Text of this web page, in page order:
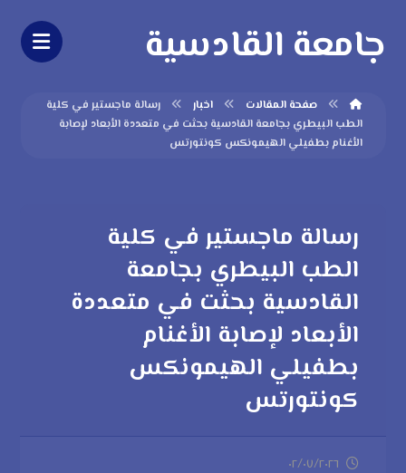
جامعة القادسية
صفحة المقالات اخبار
رسالة ماجستير في كلية
الطب البيطري بجامعة القادسية بحثت في متعددة الأبعاد لإصابة
الأغنام بطفيلي الهيمونكس كونتورتس
رسالة ماجستير في كلية
الطب البيطري بجامعة
القادسية بحثت في متعددة
الأبعاد لإصابة الأغنام
بطفيلي الهيمونكس
كونتورتس
٠٢/٠٧/٢٠٢٦